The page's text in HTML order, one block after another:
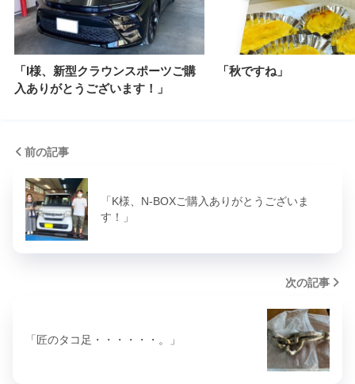
「I様、新型クラウンスポーツご購
入ありがとうございます！」
「秋ですね」
前の記事
「K様、N-BOXご購入ありがとうございま
す！」
次の記事
「匠のタコ足・・・・・・。」